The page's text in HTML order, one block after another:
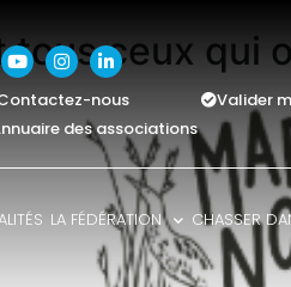
nous Valider
des associations
LA FÉDÉRATION CHASSER
tous ceux qui